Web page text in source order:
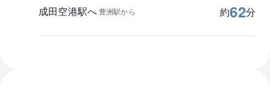
成田空港駅へ 豊洲駅から 約62分